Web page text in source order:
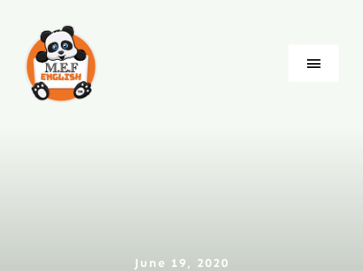
content
June 19, 2020